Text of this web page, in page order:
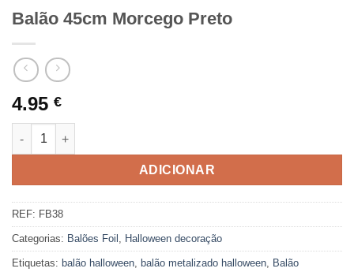
Balão 45cm Morcego Preto
4.95 €
Quantidade de Balão 45cm Morcego Preto
ADICIONAR
REF: FB38
Categorias: Balões Foil , Halloween decoração
Etiquetas: balão halloween, balão metalizado halloween, Balão